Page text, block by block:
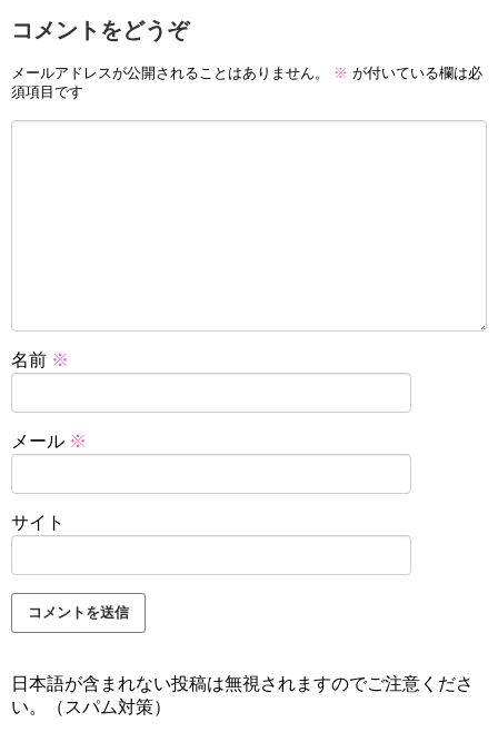
コメントをどうぞ
メールアドレスが公開されることはありません。 ※ が付いている欄は必
須項目です
名前 ※
メール ※
サイト
日本語が含まれない投稿は無視されますのでご注意くださ
い。（スパム対策）